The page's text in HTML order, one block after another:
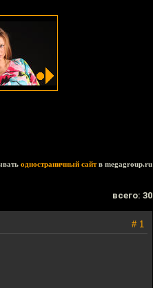
одностраничный сайтв megagroup.ru
всего: 30
# 1